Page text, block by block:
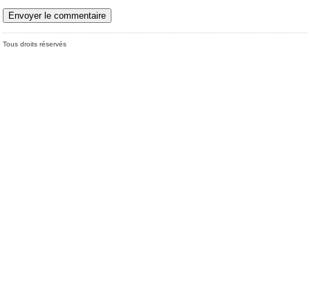
Tous droits réservés